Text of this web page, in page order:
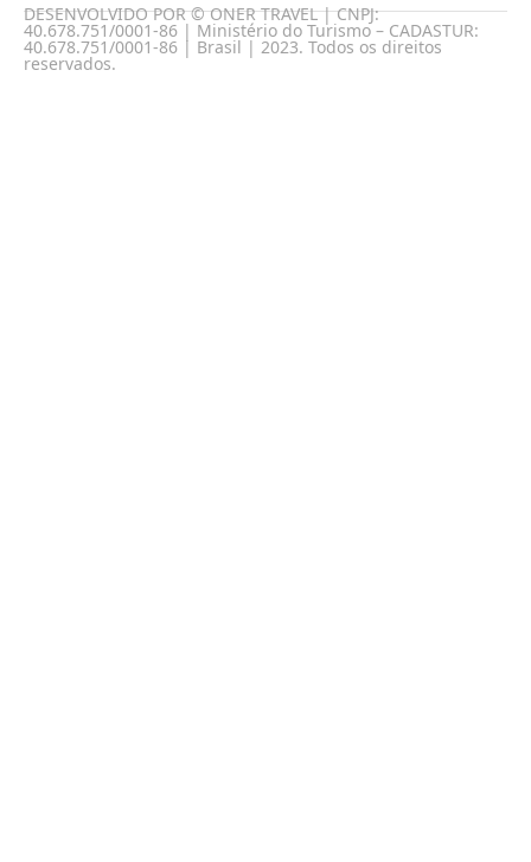
DESENVOLVIDO POR © ONER TRAVEL | CNPJ:
40.678.751/0001-86 | Ministério do Turismo – CADASTUR:
40.678.751/0001-86 | Brasil | 2023. Todos os direitos
reservados.